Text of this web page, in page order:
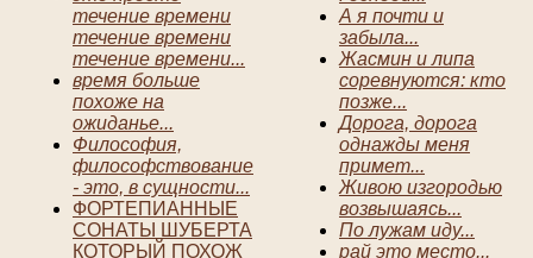
течение времени
течение времени
течение времени...
время больше
похоже на
ожиданье...
Философия,
философствование
- это, в сущности...
ФОРТЕПИАННЫЕ
СОНАТЫ ШУБЕРТА
КОТОРЫЙ ПОХОЖ
А я почти и
забыла...
Жасмин и липа
соревнуются: кто
позже...
Дорога, дорога
однажды меня
примет...
Живою изгородью
возвышаясь...
По лужам иду...
рай это место...